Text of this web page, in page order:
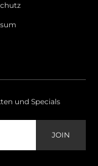
und Specials